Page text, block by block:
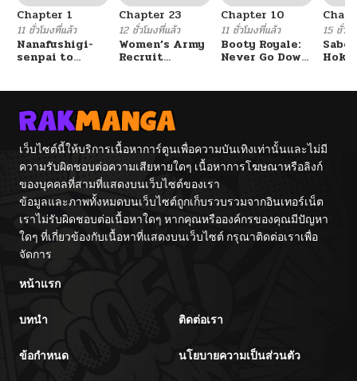
Chapter 1
11 ชั่วโมงที่แล้ว
Nanafushigi-
senpai to
Chapter 23
12 ชั่วโมงที่แล้ว
Women’s Army
Recruit
Chapter 10
11 ชั่วโมงที่แล้ว
Booty Royale:
Never Go Down
15 ชั่วโ
เว็บไซต์นี้ให้บริการเนื้อหาการ์ตูนเพื่อความบันเทิงเท่านั้นและไม่มี
ความรับผิดชอบต่อความเสียหายใดๆ เนื้อหาการโฆษณาหรือลิงก์
ของบุคคลที่สามที่แสดงบนเว็บไซต์ของเรา
ข้อมูลและภาพทั้งหมดบนเว็บไซต์ถูกเก็บรวบรวมจากอินเทอร์เน็ต
เราไม่รับผิดชอบต่อเนื้อหาใดๆ หากคุณหรือองค์กรของคุณมีปัญหา
ใดๆ ที่เกี่ยวข้องกับเนื้อหาที่แสดงบนเว็บไซต์ กรุณาติดต่อเราเพื่อ
จัดการ
หน้าแรก
บทนำ ติดต่อเรา
ข้อกำหนด นโยบายความเป็นส่วนตัว